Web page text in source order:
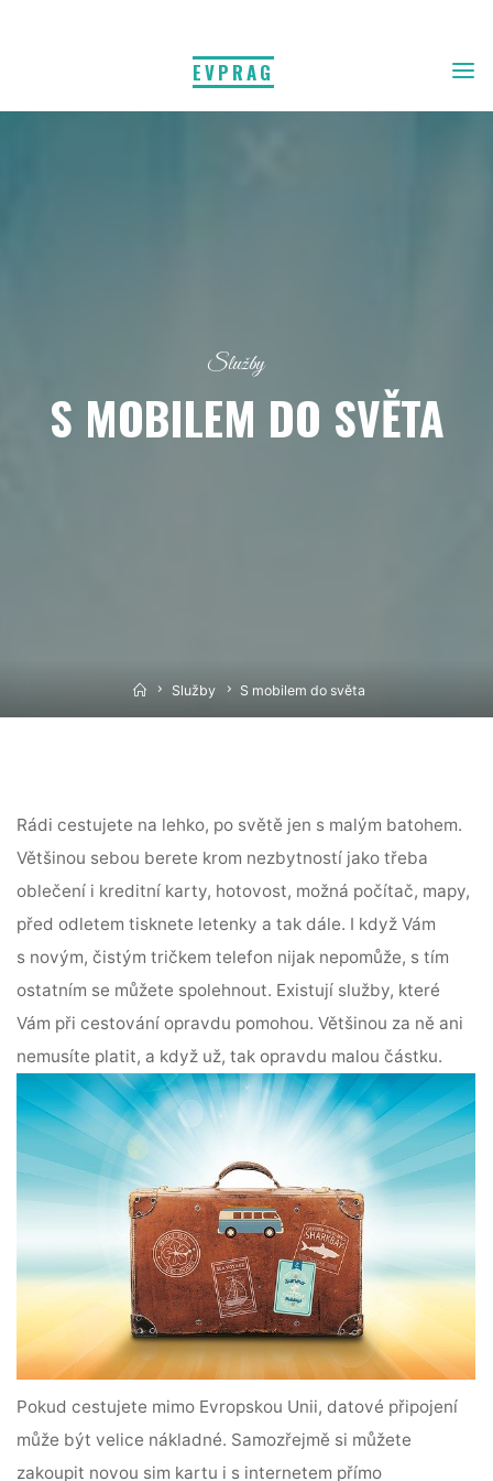
EVPRAG
Služby
S MOBILEM DO SVĚTA
HomeSlužby S mobilem do světa
Rádi cestujete na lehko, po světě jen s malým batohem.
Většinou sebou berete krom nezbytností jako třeba
oblečení i kreditní karty, hotovost, možná počítač, mapy,
před odletem tisknete letenky a tak dále. I když Vám
s novým, čistým tričkem telefon nijak nepomůže, s tím
ostatním se můžete spolehnout. Existují služby, které
Vám při cestování opravdu pomohou. Většinou za ně ani
nemusíte platit, a když už, tak opravdu malou částku.
Pokud cestujete mimo Evropskou Unii, datové připojení
může být velice nákladné. Samozřejmě si můžete
zakoupit novou sim kartu i s internetem přímo